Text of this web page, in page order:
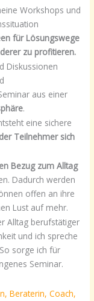
Workshops und
für Lösungswege
zu profitieren.
Diskussionen
aus einer
.
eine sichere
Teilnehmer sich
Bezug zum Alltag
Dadurch werden
offen an ihre
Lust auf mehr.
Alltag berufstätiger
und ich spreche
sorge ich für
Seminar.